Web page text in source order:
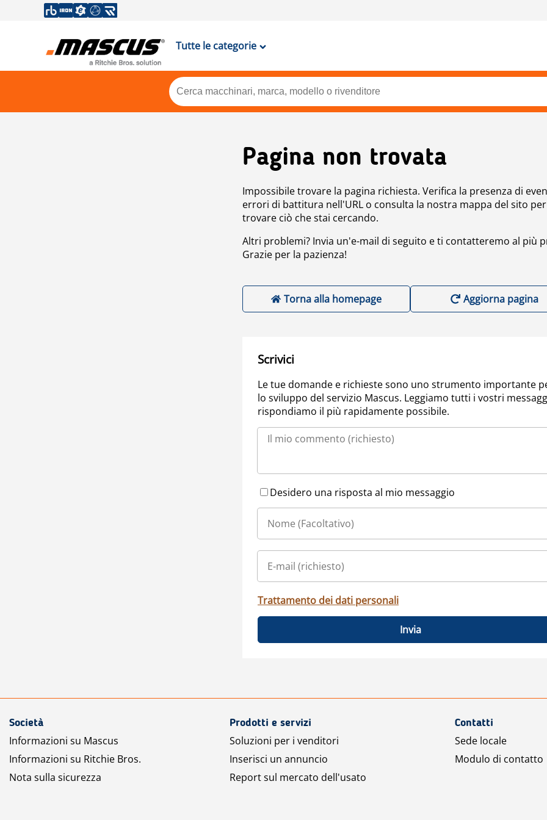
Tutte le categorie
Pagina non trovata
Impossibile trovare la pagina richiesta. Verifica la presenza di
errori di battitura nell'URL o consulta la nostra mappa del sito per
trovare ciò che stai cercando.
Altri problemi? Invia un'e-mail di seguito e ti contatteremo al più
Grazie per la pazienza!
Torna alla homepage Aggiorna pagina
Scrivici
Le tue domande e richieste sono uno strumento importante
lo sviluppo del servizio Mascus. Leggiamo tutti i vostri
rispondiamo il più rapidamente possibile.
Desidero una risposta al mio messaggio
Trattamento dei dati personali
Invia
Società
Informazioni su Mascus
Informazioni su Ritchie Bros.
Nota sulla sicurezza
Prodotti e servizi
Soluzioni per i venditori
Inserisci un annuncio
Report sul mercato dell'usato
Contatti
Sede locale
Modulo di contatto